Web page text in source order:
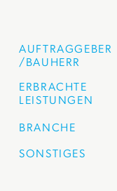
AUFTRAGGEBER
/BAUHERR
ERBRACHTE
LEISTUNGEN
BRANCHE
SONSTIGES